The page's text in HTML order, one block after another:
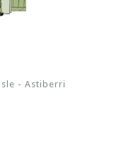
- Astiberri